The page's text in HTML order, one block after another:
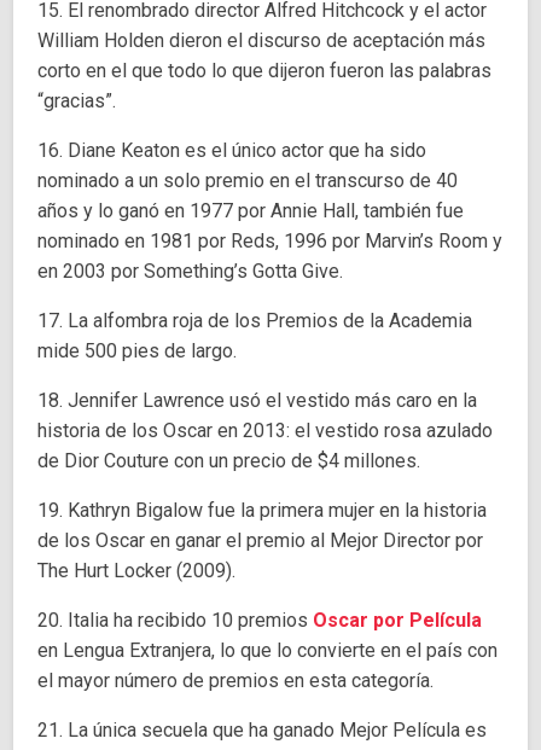
15. El renombrado director Alfred Hitchcock y el actor
William Holden dieron el discurso de aceptación más
corto en el que todo lo que dijeron fueron las palabras
“gracias”.
16. Diane Keaton es el único actor que ha sido
nominado a un solo premio en el transcurso de 40
años y lo ganó en 1977 por Annie Hall, también fue
nominado en 1981 por Reds, 1996 por Marvin’s Room y
en 2003 por Something’s Gotta Give.
17. La alfombra roja de los Premios de la Academia
mide 500 pies de largo.
18. Jennifer Lawrence usó el vestido más caro en la
historia de los Oscar en 2013: el vestido rosa azulado
de Dior Couture con un precio de $4 millones.
19. Kathryn Bigalow fue la primera mujer en la historia
de los Oscar en ganar el premio al Mejor Director por
The Hurt Locker (2009).
20. Italia ha recibido 10 premios Oscar por Película
en Lengua Extranjera, lo que lo convierte en el país con
el mayor número de premios en esta categoría.
21. La única secuela que ha ganado Mejor Película es